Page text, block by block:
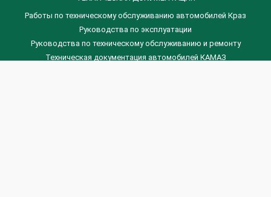
Работы по техническому обслуживанию автомобилей Краз
Руководства по эксплуатации
Руководства по техническому обслуживанию и ремонту
Техническая документация автомобилей КАМАЗ